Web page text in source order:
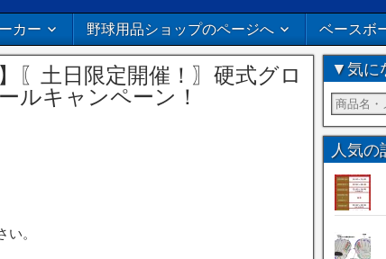
カー 野球用品ショップのページへ ベースボ
〖土日限定開催！〗硬式グロ
ルキャンペーン！
い。
▼気に
人気の